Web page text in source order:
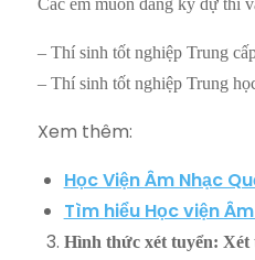
Các em muốn đăng ký dự thi
– Thí sinh tốt nghiệp Trung
– Thí sinh tốt nghiệp Trung
Xem thêm:
Học Viện Âm Nhạc
Tìm hiểu Học viện
Hình thức xét tuyển: Xét